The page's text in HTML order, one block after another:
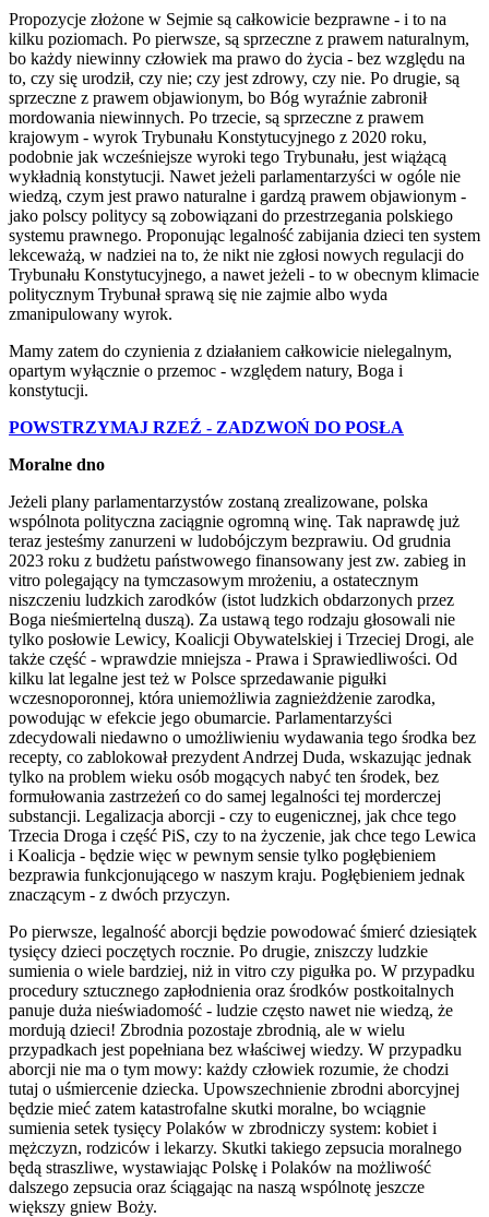
Propozycje złożone w Sejmie są całkowicie bezprawne - i to na
kilku poziomach. Po pierwsze, są sprzeczne z prawem naturalnym,
bo każdy niewinny człowiek ma prawo do życia - bez względu na
to, czy się urodził, czy nie; czy jest zdrowy, czy nie. Po drugie, są
sprzeczne z prawem objawionym, bo Bóg wyraźnie zabronił
mordowania niewinnych. Po trzecie, są sprzeczne z prawem
krajowym - wyrok Trybunału Konstytucyjnego z 2020 roku,
podobnie jak wcześniejsze wyroki tego Trybunału, jest wiążącą
wykładnią konstytucji. Nawet jeżeli parlamentarzyści w ogóle nie
wiedzą, czym jest prawo naturalne i gardzą prawem objawionym -
jako polscy politycy są zobowiązani do przestrzegania polskiego
systemu prawnego. Proponując legalność zabijania dzieci ten system
lekceważą, w nadziei na to, że nikt nie zgłosi nowych regulacji do
Trybunału Konstytucyjnego, a nawet jeżeli - to w obecnym klimacie
politycznym Trybunał sprawą się nie zajmie albo wyda
zmanipulowany wyrok.
Mamy zatem do czynienia z działaniem całkowicie nielegalnym,
opartym wyłącznie o przemoc - względem natury, Boga i
konstytucji.
POWSTRZYMAJ RZEŹ - ZADZWOŃ DO POSŁA
Moralne dno
Jeżeli plany parlamentarzystów zostaną zrealizowane, polska
wspólnota polityczna zaciągnie ogromną winę. Tak naprawdę już
teraz jesteśmy zanurzeni w ludobójczym bezprawiu. Od grudnia
2023 roku z budżetu państwowego finansowany jest zw. zabieg in
vitro polegający na tymczasowym mrożeniu, a ostatecznym
niszczeniu ludzkich zarodków (istot ludzkich obdarzonych przez
Boga nieśmiertelną duszą). Za ustawą tego rodzaju głosowali nie
tylko posłowie Lewicy, Koalicji Obywatelskiej i Trzeciej Drogi, ale
także część - wprawdzie mniejsza - Prawa i Sprawiedliwości. Od
kilku lat legalne jest też w Polsce sprzedawanie pigułki
wczesnoporonnej, która uniemożliwia zagnieżdżenie zarodka,
powodując w efekcie jego obumarcie. Parlamentarzyści
zdecydowali niedawno o umożliwieniu wydawania tego środka bez
recepty, co zablokował prezydent Andrzej Duda, wskazując jednak
tylko na problem wieku osób mogących nabyć ten środek, bez
formułowania zastrzeżeń co do samej legalności tej morderczej
substancji. Legalizacja aborcji - czy to eugenicznej, jak chce tego
Trzecia Droga i część PiS, czy to na życzenie, jak chce tego Lewica
i Koalicja - będzie więc w pewnym sensie tylko pogłębieniem
bezprawia funkcjonującego w naszym kraju. Pogłębieniem jednak
znaczącym - z dwóch przyczyn.
Po pierwsze, legalność aborcji będzie powodować śmierć dziesiątek
tysięcy dzieci poczętych rocznie. Po drugie, zniszczy ludzkie
sumienia o wiele bardziej, niż in vitro czy pigułka po. W przypadku
procedury sztucznego zapłodnienia oraz środków postkoitalnych
panuje duża nieświadomość - ludzie często nawet nie wiedzą, że
mordują dzieci! Zbrodnia pozostaje zbrodnią, ale w wielu
przypadkach jest popełniana bez właściwej wiedzy. W przypadku
aborcji nie ma o tym mowy: każdy człowiek rozumie, że chodzi
tutaj o uśmiercenie dziecka. Upowszechnienie zbrodni aborcyjnej
będzie mieć zatem katastrofalne skutki moralne, bo wciągnie
sumienia setek tysięcy Polaków w zbrodniczy system: kobiet i
mężczyzn, rodziców i lekarzy. Skutki takiego zepsucia moralnego
będą straszliwe, wystawiając Polskę i Polaków na możliwość
dalszego zepsucia oraz ściągając na naszą wspólnotę jeszcze
większy gniew Boży.